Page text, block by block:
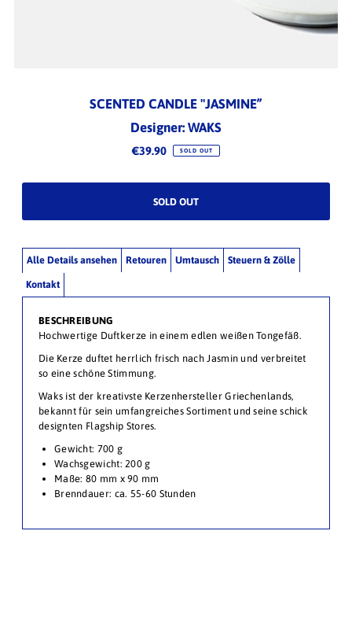
SCENTED CANDLE "JASMINE”
Designer: WAKS
€39.90 SOLD OUT
Alle Details ansehen Retouren Umtausch Steuern & Zölle
Kontakt
BESCHREIBUNG
Hochwertige Duftkerze in einem edlen weißen Tongefäß.
Die Kerze duftet herrlich frisch nach Jasminund verbreitet
so eine schöne Stimmung.
Waks ist der kreativste Kerzenhersteller Griechenlands,
bekannt für sein umfangreiches Sortiment und seine schick
designten Flagship Stores.
Gewicht: 700 g
Wachsgewicht: 200 g
Maße: 80 mm x 90 mm
Brenndauer: ca. 55-60 Stunden